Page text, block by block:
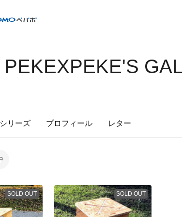
PEKEXPEKE'S
シリーズ プロフィール レター
SOLD OUT SOLD OUT